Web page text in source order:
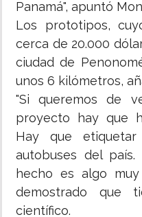
Panamá", apuntó
Los prototipos,
cerca de 20.000
ciudad de
unos 6 kilómetros,
"Si queremos de
proyecto hay que
Hay que
autobuses del
hecho es algo
demostrado que
científico.